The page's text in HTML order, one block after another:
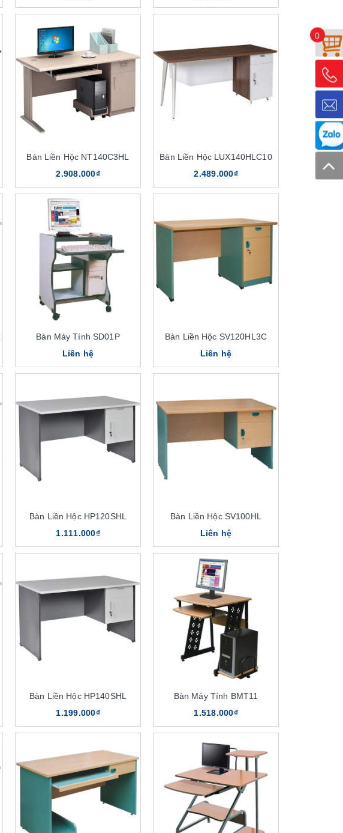
Bàn Liền Hộc NT140C3HL
2.908.000₫
Bàn Liền Hộc LUX140HLC10
2.489.000₫
Bàn Máy Tính SD01P
Liên hệ
Bàn Liền Hộc SV120HL3C
Liên hệ
Bàn Liền Hộc HP120SHL
1.111.000₫
Bàn Liền Hộc SV100HL
Liên hệ
Bàn Liền Hộc HP140SHL
1.199.000₫
Bàn Máy Tính BMT11
1.518.000₫
0